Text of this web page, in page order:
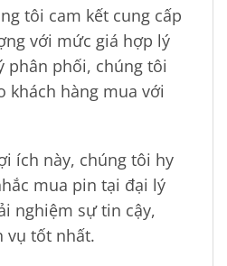
tôi cam kết cung cấp
với mức giá hợp lý
phân phối, chúng tôi
khách hàng mua với
ích này, chúng tôi hy
mua pin tại đại lý
nghiệm sự tin cậy,
vụ tốt nhất.